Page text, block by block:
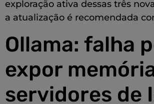
exploração ativa dessas três
a atualização é recomendada
Ollama: falha
expor
servidores de